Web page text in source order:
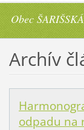
Obec
Archív
odpadu na